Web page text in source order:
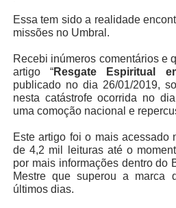
Essa tem sido a realidade
missões no Umbral.
Recebi inúmeros comentários e
artigo “Resgate Espiritual
publicado no dia 26/01/2019,
nesta catástrofe ocorrida no
uma comoção nacional e
Este artigo foi o mais acessado
de 4,2 mil leituras até o
por mais informações dentro do
Mestre que superou a marca
últimos dias.